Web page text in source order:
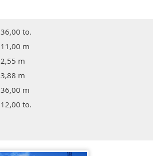
36,00 to.
11,00 m
2,55 m
3,88 m
36,00 m
12,00 to.